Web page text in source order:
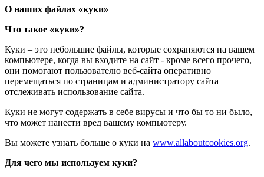
О наших файлах «куки»
Что такое «куки»?
Куки – это небольшие файлы, которые сохраняются на вашем
компьютере, когда вы входите на сайт - кроме всего прочего,
они помогают пользователю веб-сайта оперативно
перемещаться по страницам и администратору сайта
отслеживать использование сайта.
Куки не могут содержать в себе вирусы и что бы то ни было,
что может нанести вред вашему компьютеру.
Вы можете узнать больше о куки на www.allaboutcookies.org.
Для чего мы используем куки?